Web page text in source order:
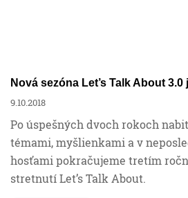
Sociálne poistenie
Nová sezóna Let’s Talk About 3.0
9.10.2018
Po úspešných dvoch rokoch
témami, myšlienkami a v
hosťami pokračujeme tretím
stretnutí Let’s Talk About.